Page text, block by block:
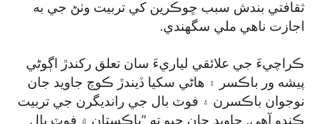
ثقافتي بندش سبب ڇوڪرين کي تربيت وٺڻ جي به
اجازت ناهي ملي سگھندي.
ڪراچيءَ جي علائقي لياريءَ سان تعلق رکندڙ اڳوڻي
پيشه ور باڪسر ۽ هاڻي سکيا ڏيندڙ ڪوچ جاويد جان
نوجوان باڪسرن ۽ فوٽ بال جي رانديگرن جي تربيت
ڪندو آهي. جاويد جان چيو ته ”پاڪستان ۾ فوٽ بال